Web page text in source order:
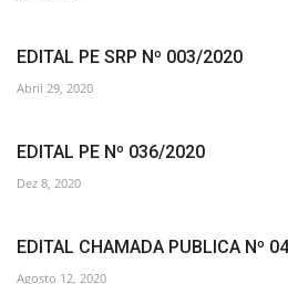
EDITAL PE SRP Nº 003/2020
Abril 29, 2020
EDITAL PE Nº 036/2020
Dez 8, 2020
EDITAL CHAMADA PUBLICA Nº
Agosto 12, 2020